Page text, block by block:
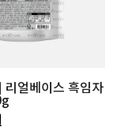
얼베이스 흑임자